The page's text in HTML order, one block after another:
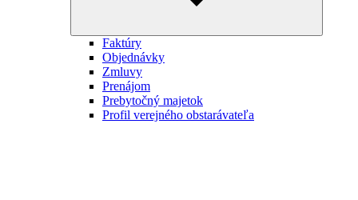
Faktúry
Objednávky
Zmluvy
Prenájom
Prebytočný majetok
Profil verejného obstarávateľa